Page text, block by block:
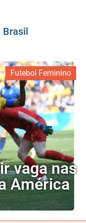
Brasil
Futebol Feminino
vaga nas
América